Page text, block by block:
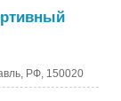
РФ, 150020